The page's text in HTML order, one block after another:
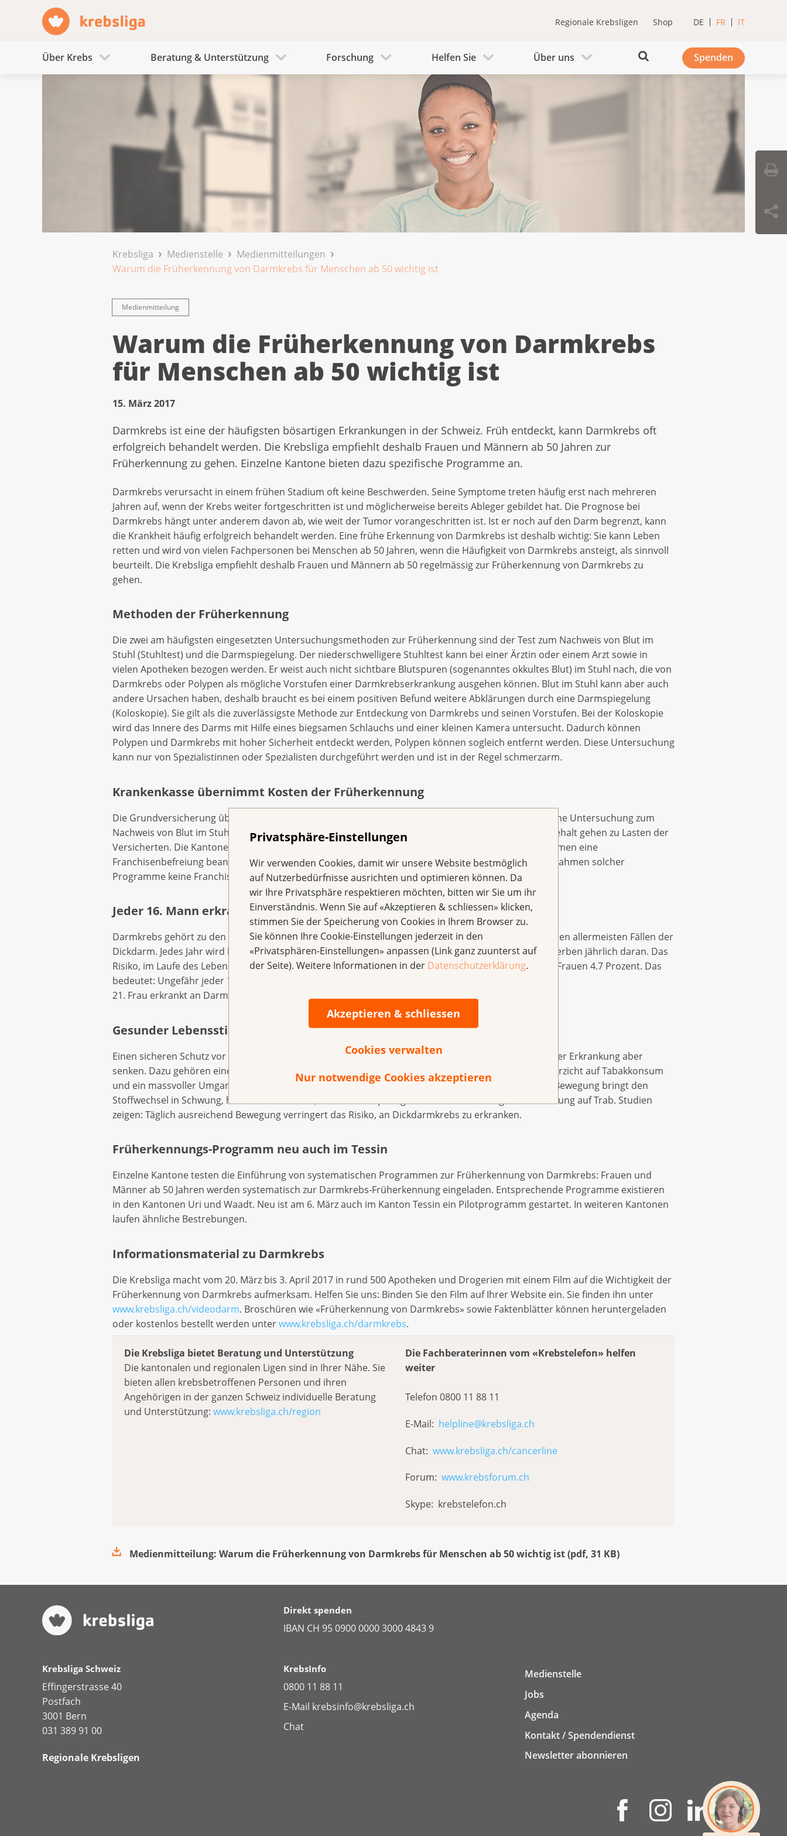
Privatsphäre-Einstellungen
Wir verwenden Cookies, damit wir unsere Website bestmöglich
auf Nutzerbedürfnisse ausrichten und optimieren können. Da
wir Ihre Privatsphäre respektieren möchten, bitten wir Sie um ihr
Einverständnis. Wenn Sie auf «Akzeptieren & schliessen» klicken,
stimmen Sie der Speicherung von Cookies in Ihrem Browser zu.
Sie können Ihre Cookie-Einstellungen jederzeit in den
«Privatsphären-Einstellungen» anpassen (Link ganz zuunterst auf
der Seite). Weitere Informationen in der Datenschutzerklärung.
Akzeptieren & schliessen
Cookies verwalten
Nur notwendige Cookies akzeptieren
Regionale Krebsligen Shop DE FR IT
Über Krebs Beratung & Unterstützung Forschung Helfen Sie Über uns Spenden
Krebsliga Medienstelle
Medienmitteilungen
Warum die Früherkennung von Darmkrebs für Menschen ab 50 wichtig ist
Medienmitteilung
Warum die Früherkennung von Darmkrebs
für Menschen ab 50 wichtig ist
15. März 2017
Darmkrebs ist eine der häufigsten bösartigen Erkrankungen in der Schweiz. Früh entdeckt, kann Darmkrebs oft
erfolgreich behandelt werden. Die Krebsliga empfiehlt deshalb Frauen und Männern ab 50 Jahren zur
Früherkennung zu gehen. Einzelne Kantone bieten dazu spezifische Programme an.
Darmkrebs verursacht in einem frühen Stadium oft keine Beschwerden. Seine Symptome treten häufig erst nach mehreren
Jahren auf, wenn der Krebs weiter fortgeschritten ist und möglicherweise bereits Ableger gebildet hat. Die Prognose bei
Darmkrebs hängt unter anderem davon ab, wie weit der Tumor vorangeschritten ist. Ist er noch auf den Darm begrenzt, kann
die Krankheit häufig erfolgreich behandelt werden. Eine frühe Erkennung von Darmkrebs ist deshalb wichtig: Sie kann Leben
retten und wird von vielen Fachpersonen bei Menschen ab 50 Jahren, wenn die Häufigkeit von Darmkrebs ansteigt, als sinnvoll
beurteilt. Die Krebsliga empfiehlt deshalb Frauen und Männern ab 50 regelmässig zur Früherkennung von Darmkrebs zu
gehen.
Methoden der Früherkennung
Die zwei am häufigsten eingesetzten Untersuchungsmethoden zur Früherkennung sind der Test zum Nachweis von Blut im
Stuhl (Stuhltest) und die Darmspiegelung. Der niederschwelligere Stuhltest kann bei einer Ärztin oder einem Arzt sowie in
vielen Apotheken bezogen werden. Er weist auch nicht sichtbare Blutspuren (sogenanntes okkultes Blut) im Stuhl nach, die von
Darmkrebs oder Polypen als mögliche Vorstufen einer Darmkrebserkrankung ausgehen können. Blut im Stuhl kann aber auch
andere Ursachen haben, deshalb braucht es bei einem positiven Befund weitere Abklärungen durch eine Darmspiegelung
(Koloskopie). Sie gilt als die zuverlässigste Methode zur Entdeckung von Darmkrebs und seinen Vorstufen. Bei der Koloskopie
wird das Innere des Darms mit Hilfe eines biegsamen Schlauchs und einer kleinen Kamera untersucht. Dadurch können
Polypen und Darmkrebs mit hoher Sicherheit entdeckt werden, Polypen können sogleich entfernt werden. Diese Untersuchung
kann nur von Spezialistinnen oder Spezialisten durchgeführt werden und ist in der Regel schmerzarm.
Krankenkasse übernimmt Kosten der Früherkennung
Die Grundversicherung übernimmt bei Personen von 50 bis 69 Jahren grundsätzlich alle zwei Jahre eine Untersuchung zum
Nachweis von Blut im Stuhl oder alle zehn Jahre eine Darmspiegelung. Die Franchise und der Selbstbehalt gehen zu Lasten der
Versicherten. Die Kantone können bei der Einführung von systematischen Früherkennungs-Programmen eine
Franchisenbefreiung beantragen. In den Kantonen Uri und Waadt wird auf den Untersuchungen im Rahmen solcher
Programme keine Franchise erhoben.
Jeder 16. Mann erkrankt an Darmkrebs
Darmkrebs gehört zu den häufigsten bösartigen Krebserkrankungen in der Schweiz. Betroffen ist in den allermeisten Fällen der
Dickdarm. Jedes Jahr wird bei rund 4200 Personen Darmkrebs diagnostiziert, rund 1700 Menschen sterben jährlich daran. Das
Risiko, im Laufe des Lebens Dickdarmkrebs zu entwickeln, beträgt für die Männer 6.3 Prozent, für die Frauen 4.7 Prozent. Das
bedeutet: Ungefähr jeder 16. Mann und jede
21. Frau erkrankt an Darmkrebs. (Quelle: NICER)
Gesunder Lebensstil kann Krebsrisiko mindern
Einen sicheren Schutz vor Darmkrebs gibt es leider nicht. Ein gesunder Lebensstil kann das Risiko einer Erkrankung aber
senken. Dazu gehören eine ausgewogene Ernährung, Bewegung, ein normales Körpergewicht, der Verzicht auf Tabakkonsum
und ein massvoller Umgang mit Alkohol. Körperliche Aktivität wirkt sich gleich mehrfach positiv aus: Bewegung bringt den
Stoffwechsel in Schwung, hilft Stress abbauen, stärkt die körpereigene Abwehr und bringt die Verdauung auf Trab. Studien
zeigen: Täglich ausreichend Bewegung verringert das Risiko, an Dickdarmkrebs zu erkranken.
Früherkennungs-Programm neu auch im Tessin
Einzelne Kantone testen die Einführung von systematischen Programmen zur Früherkennung von Darmkrebs: Frauen und
Männer ab 50 Jahren werden systematisch zur Darmkrebs-Früherkennung eingeladen. Entsprechende Programme existieren
in den Kantonen Uri und Waadt. Neu ist am 6. März auch im Kanton Tessin ein Pilotprogramm gestartet. In weiteren Kantonen
laufen ähnliche Bestrebungen.
Informationsmaterial zu Darmkrebs
Die Krebsliga macht vom 20. März bis 3. April 2017 in rund 500 Apotheken und Drogerien mit einem Film auf die Wichtigkeit der
Früherkennung von Darmkrebs aufmerksam. Helfen Sie uns: Binden Sie den Film auf Ihrer Website ein. Sie finden ihn unter
www.krebsliga.ch/videodarm. Broschüren wie «Früherkennung von Darmkrebs» sowie Faktenblätter können heruntergeladen
oder kostenlos bestellt werden unterwww.krebsliga.ch/darmkrebs.
Die Krebsliga bietet Beratung und Unterstützung
Die kantonalen und regionalen Ligen sind in Ihrer Nähe. Sie
bieten allen krebsbetroffenen Personen und ihren
Angehörigen in der ganzen Schweiz individuelle Beratung
und Unterstützung: www.krebsliga.ch/region
Die Fachberaterinnen vom «Krebstelefon» helfen
weiter
Telefon 0800 11 88 11
E-Mail: helpline@krebsliga.ch
Chat: www.krebsliga.ch/cancerline
Forum: www.krebsforum.ch
Skype: krebstelefon.ch
Medienmitteilung: Warum die Früherkennung von Darmkrebs für Menschen ab 50 wichtig ist(pdf, 31 KB)
Direkt spenden
IBAN CH 95 0900 0000 3000 4843 9
Krebsliga Schweiz
Effingerstrasse 40
Postfach
3001 Bern
031 389 91 00
Regionale Krebsligen
KrebsInfo
0800 11 88 11
E-Mail krebsinfo@krebsliga.ch
Chat
Medienstelle
Jobs
Agenda
Kontakt / Spendendienst
Newsletter abonnieren